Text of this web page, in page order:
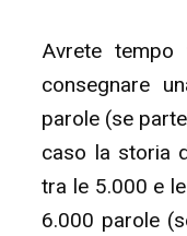
Avrete tempo
consegnare
parole (se
caso la storia
tra le 5.000 e
6.000 parole